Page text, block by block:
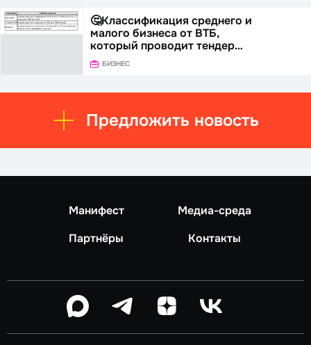
🤔Классификация среднего и
малого бизнеса от ВТБ,
который проводит тендер…
БИЗНЕС
Предложить новость
Манифест
Медиа-среда
Партнёры
Контакты